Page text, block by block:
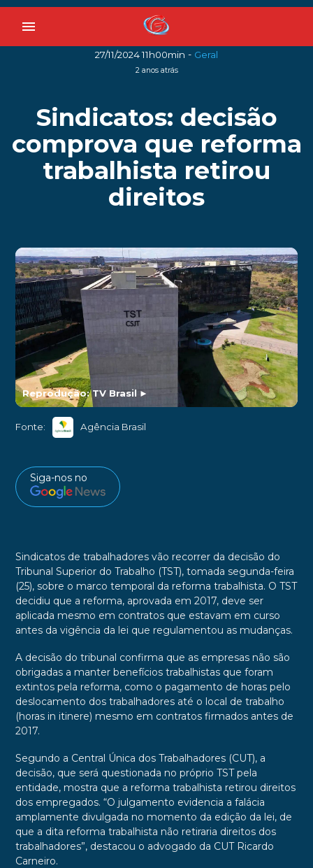
menu
27/11/2024 11h00min - Geral
2 anos atrás
Sindicatos: decisão
comprova que reforma
trabalhista retirou
direitos
Reprodução: TV Brasil ►
Fonte: Agência Brasil
Siga-nos no
Sindicatos de trabalhadores vão recorrer da decisão do
Tribunal Superior do Trabalho (TST), tomada segunda-feira
(25), sobre o marco temporal da reforma trabalhista. O TST
decidiu que a reforma, aprovada em 2017, deve ser
aplicada mesmo em contratos que estavam em curso
antes da vigência da lei que regulamentou as mudanças.
A decisão do tribunal confirma que as empresas não são
obrigadas a manter benefícios trabalhistas que foram
extintos pela reforma, como o pagamento de horas pelo
deslocamento dos trabalhadores até o local de trabalho
(horas in itinere) mesmo em contratos firmados antes de
2017.
Segundo a Central Única dos Trabalhadores (CUT), a
decisão, que será questionada no próprio TST pela
entidade, mostra que a reforma trabalhista retirou direitos
dos empregados. “O julgamento evidencia a falácia
amplamente divulgada no momento da edição da lei, de
que a dita reforma trabalhista não retiraria direitos dos
trabalhadores”, destacou o advogado da CUT Ricardo
Carneiro.